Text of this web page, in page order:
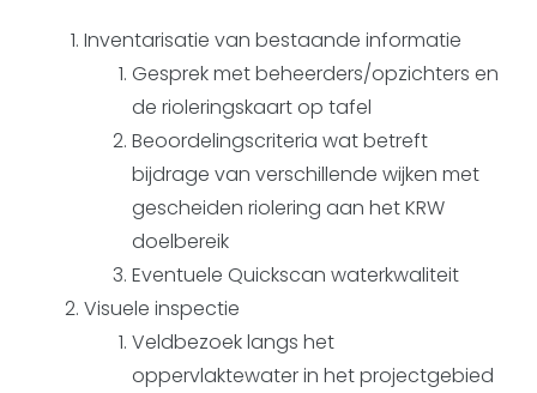
Inventarisatie van bestaande informatie
Gesprek met beheerders/opzichters en
de rioleringskaart op tafel
Beoordelingscriteria wat betreft
bijdrage van verschillende wijken met
gescheiden riolering aan het KRW
doelbereik
Eventuele Quickscan waterkwaliteit
Visuele inspectie
Veldbezoek langs het
oppervlaktewater in het projectgebied